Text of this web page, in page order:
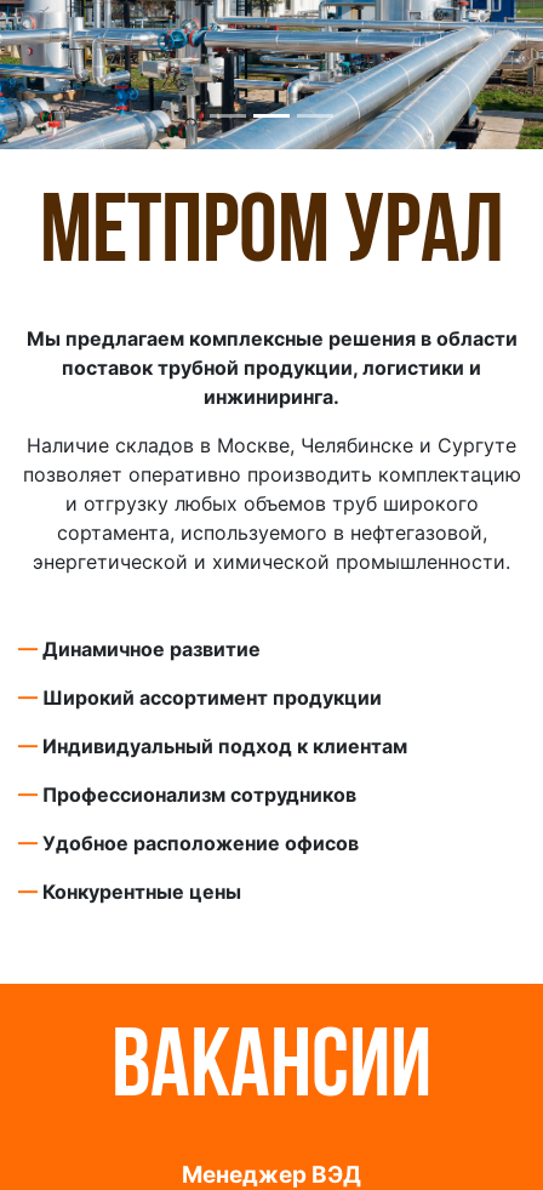
МЕТПРОМ УРАЛ
Мы предлагаем комплексные решения в области
поставок трубной продукции, логистики и
инжиниринга.
Наличие складов в Москве, Челябинске и Сургуте
позволяет оперативно производить комплектацию
и отгрузку любых объемов труб широкого
сортамента, используемого в нефтегазовой,
энергетической и химической промышленности.
— Динамичное развитие
— Широкий ассортимент продукции
— Индивидуальный подход к клиентам
— Профессионализм сотрудников
— Удобное расположение офисов
— Конкурентные цены
ВАКАНСИИ
Менеджер ВЭД